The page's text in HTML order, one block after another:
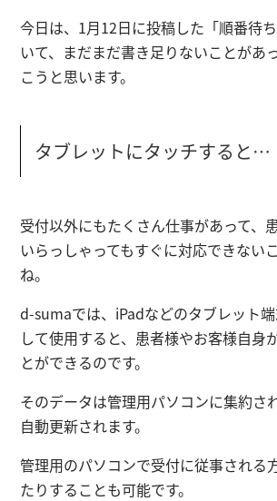
今日は、 1月12日に投稿した「順番待ち
いて、まだまだ書き足りないことがあ
こうと思います。
タブレットにタッチすると…
受付以外にもたくさん仕事があって、
いらっしゃってもすぐに対応できない
ね。
d-sumaでは、iPadなどのタブレット
して使用すると、患者様やお客様自身
とができるのです。
そのデータは管理用パソコンに集約さ
自動更新されます。
管理用のパソコンで受付に従事される
たりすることも可能です。